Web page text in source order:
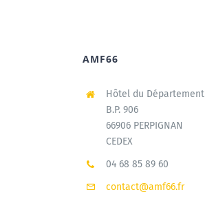
AMF66
Hôtel du Département
B.P. 906
66906 PERPIGNAN
CEDEX
04 68 85 89 60
contact@amf66.fr